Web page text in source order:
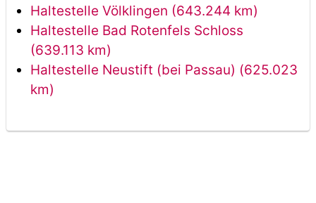
Haltestelle Völklingen (643.244 km)
Haltestelle Bad Rotenfels Schloss
(639.113 km)
Haltestelle Neustift (bei Passau) (625.023
km)